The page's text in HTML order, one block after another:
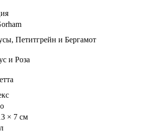
Петитгрейн и Бергамот
и Роза
× 7 см